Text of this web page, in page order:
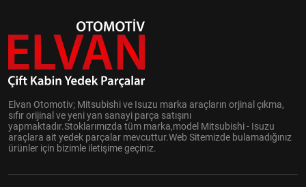
Elvan Otomotiv; Mitsubishi ve Isuzu marka araçların orjinal çıkma,
sıfır orijinal ve yeni yan sanayi parça satışını
yapmaktadır.Stoklarımızda tüm marka,model Mitsubishi - Isuzu
araçlara ait yedek parçalar mevcuttur.Web Sitemizde bulamadığınız
ürünler için bizimle iletişime geçiniz.